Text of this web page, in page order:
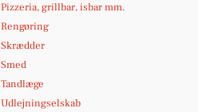
Pizzeria, grillbar, isbar mm.
Rengøring
Skrædder
Smed
Tandlæge
Udlejningselskab